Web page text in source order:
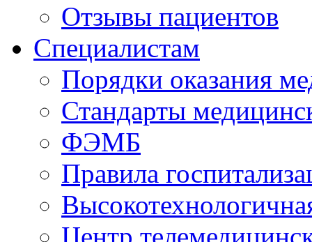
Отзывы пациентов
Специалистам
Порядки оказания
Стандарты
ФЭМБ
Правила